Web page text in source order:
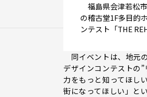
福島県会津若松
の稽古堂1F多目的
ンテスト「THE
同イベントは、地元
デザインコンテストの
力をもっと知ってほし
街になってほしい」と